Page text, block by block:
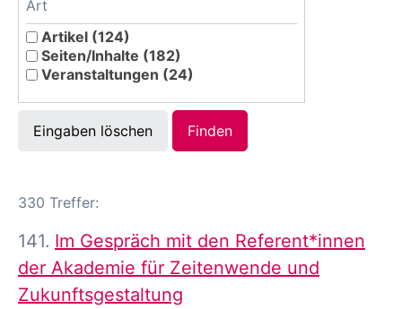
Art
Artikel (124)
Seiten/Inhalte (182)
Veranstaltungen (24)
Eingaben löschen
330 Treffer:
141. Im Gespräch mit den Referent*innen
der Akademie für Zeitenwende und
Zukunftsgestaltung